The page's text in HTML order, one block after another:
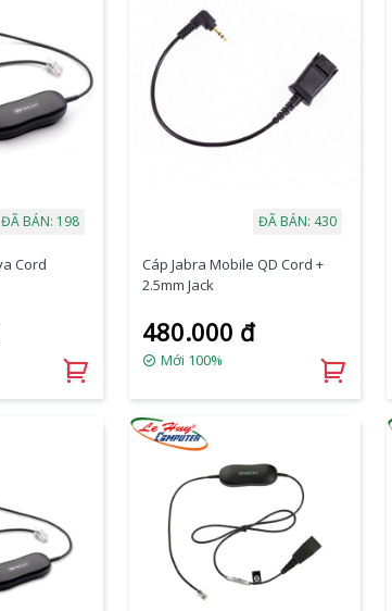
ĐÃ BÁN: 198
Cord
ĐÃ BÁN: 430
Cáp Jabra Mobile QD Cord +
2.5mm Jack
480.000 đ
Mới 100%